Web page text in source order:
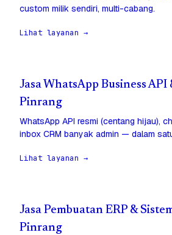
custom milik sendiri, multi-cabang.
Lihat layanan →
Jasa WhatsApp Business API
Pinrang
WhatsApp API resmi (centang hijau),
inbox CRM banyak admin — dalam
Lihat layanan →
Jasa Pembuatan ERP &
Pinrang